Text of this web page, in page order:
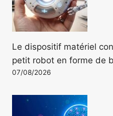
Le dispositif matériel
petit robot en forme de
07/08/2026